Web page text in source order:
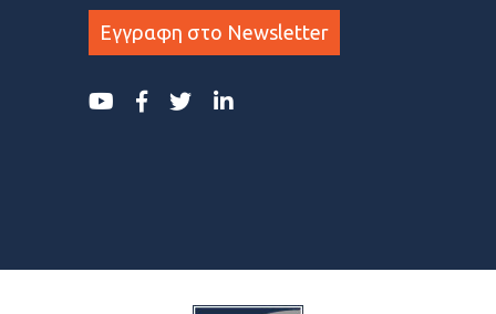
Εγγραφη στο Newsletter